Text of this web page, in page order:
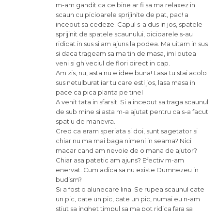
m-am gandit ca ce bine ar fi sa ma relaxez in
scaun cu picioarele sprijinite de pat, pac! a
inceput sa cedeze. Capul s-a dus in jos, spatele
sprijinit de spatele scaunului, picioarele s-au
ridicat in sus si am ajuns la podea. Ma uitam in sus
si daca trageam sa ma tin de masa, imi putea
veni si ghiveciul de flori direct in cap.
Am zis, nu, asta nu e idee buna! Lasa tu stai acolo
sus netulburat iar tu care esti jos, lasa masa in
pace ca pica planta pe tineI
A venit tata in sfarsit. Si a inceput sa traga scaunul
de sub mine si asta m-a ajutat pentru ca s-a facut
spatiu de manevra.
Cred ca eram speriata si doi, sunt sagetator si
chiar nu ma mai baga nimeni in seama? Nici
macar cand am nevoie de o mana de ajutor?
Chiar asa patetic am ajuns? Efectiv m-am
enervat. Cum adica sa nu existe Dumnezeu in
budism?
Si a fost o alunecare lina. Se rupea scaunul cate
un pic, cate un pic, cate un pic, numai eu n-am
stiut sa inghet timpul sa ma pot ridica fara sa